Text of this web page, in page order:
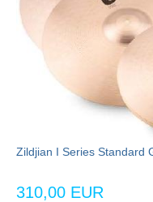
Zildjian I Series Standard
310,00 EUR